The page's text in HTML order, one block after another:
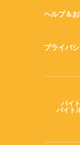
ヘルプ＆
プライバ
バイ
バイト